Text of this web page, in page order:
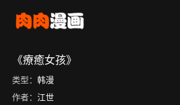
《療癒女孩》
类型： 韩漫
作者： 江世